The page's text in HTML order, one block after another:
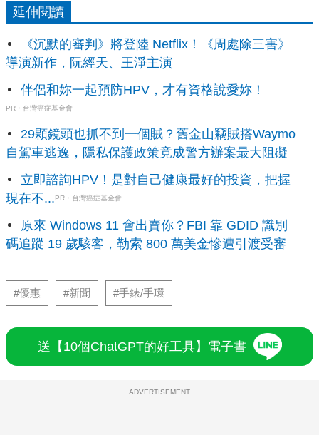
延伸閱讀
《沉默的審判》將登陸 Netflix！《周處除三害》
導演新作，阮經天、王淨主演
伴侶和妳一起預防HPV，才有資格說愛妳！
PR・台灣癌症基金會
29顆鏡頭也抓不到一個賊？舊金山竊賊搭Waymo
自駕車逃逸，隱私保護政策竟成警方辦案最大阻礙
立即諮詢HPV！是對自己健康最好的投資，把握
現在不...PR・台灣癌症基金會
原來 Windows 11 會出賣你？FBI 靠 GDID 識別
碼追蹤 19 歲駭客，勒索 800 萬美金慘遭引渡受審
#優惠 #新聞 #手錶/手環
送【10個ChatGPT的好工具】電子書
ADVERTISEMENT